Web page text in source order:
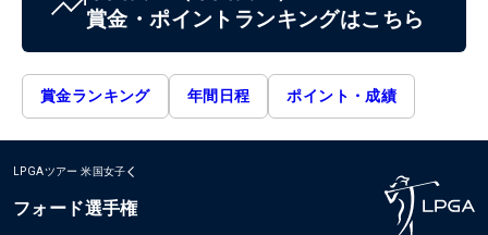
賞金・ポイントランキングはこちら
賞金ランキング 年間日程 ポイント・成績
LPGAツアー 米国女子
フォード選手権